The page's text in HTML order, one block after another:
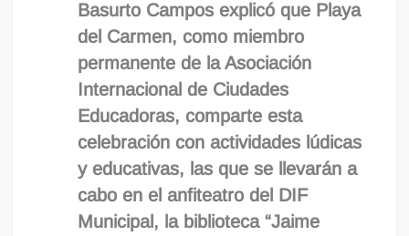
Basurto Campos explicó que Playa
del Carmen, como miembro
permanente de la Asociación
Internacional de Ciudades
Educadoras, comparte esta
celebración con actividades lúdicas
y educativas, las que se llevarán a
cabo en el anfiteatro del DIF
Municipal, la biblioteca “Jaime